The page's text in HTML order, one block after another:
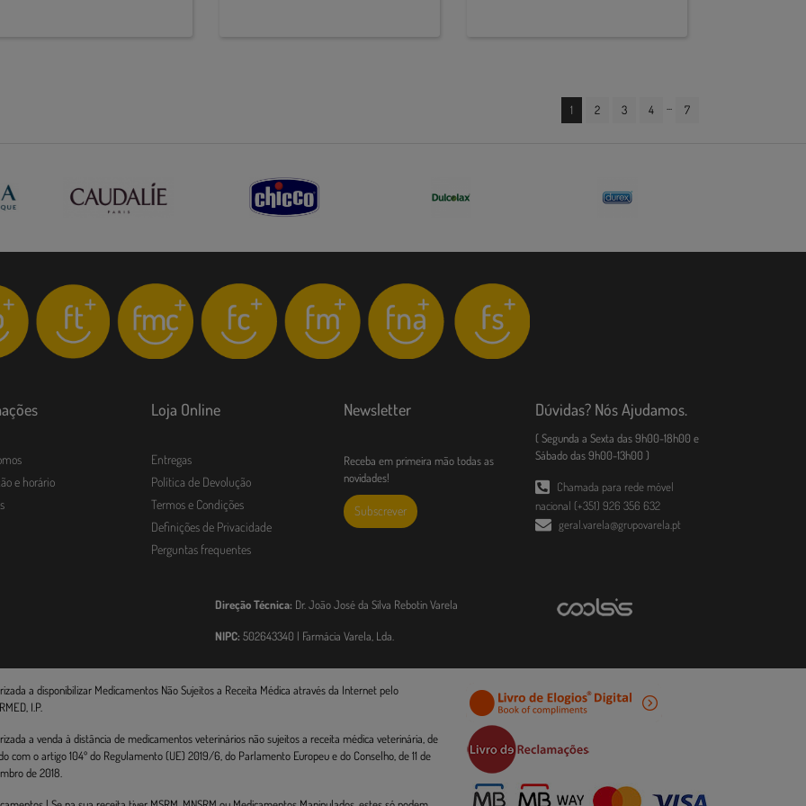
1 2 3 4 7
e horário
Loja Online
Entregas
Política de Devolução
Termos e Condições
Definições de Privacidade
Perguntas frequentes
Newsletter
Receba em primeira mão todas as
novidades!
Subscrever
Dúvidas? Nós Ajudamos.
( Segunda a Sexta das 9h00-18h00 e
Sábado das 9h00-13h00 )
Chamada para rede móvel
nacional (+351) 926 356 632
geral.varela@grupovarela.pt
Direção Técnica: Dr. João José da Silva Rebotin Varela
NIPC: 502643340 | Farmácia Varela, Lda.
a disponibilizar Medicamentos Não Sujeitos a Receita Médica através da Internet pelo
I.P.
a venda à distância de medicamentos veterinários não sujeitos a receita médica veterinária, de
com o artigo 104º do Regulamento (UE) 2019/6, do Parlamento Europeu e do Conselho, de 11 de
de 2018.